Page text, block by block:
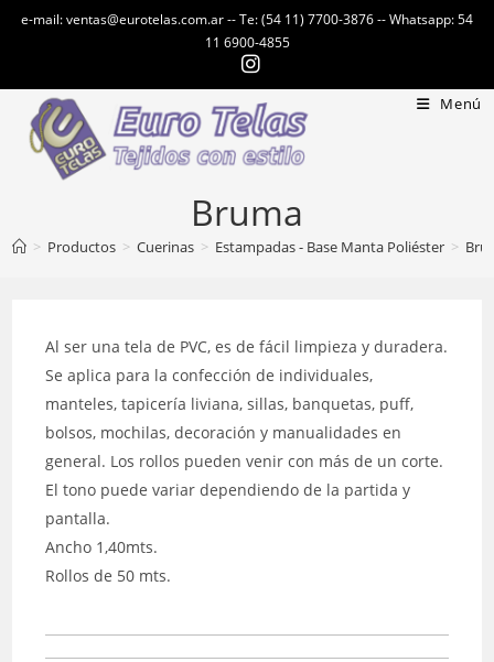
e-mail: ventas@eurotelas.com.ar -- Te: (54 11) 7700-3876 -- Whatsapp: 54
11 6900-4855
Menú
Bruma
> Productos > Cuerinas > Estampadas - Base Manta Poliéster >
Al ser una tela de PVC, es de fácil limpieza y duradera.
Se aplica para la confección de individuales,
manteles, tapicería liviana, sillas, banquetas, puff,
bolsos, mochilas, decoración y manualidades en
general. Los rollos pueden venir con más de un corte.
El tono puede variar dependiendo de la partida y
pantalla.
Ancho 1,40mts.
Rollos de 50 mts.